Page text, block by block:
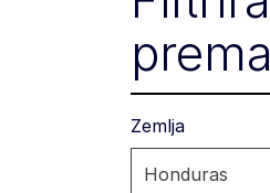
prema
Zemlja